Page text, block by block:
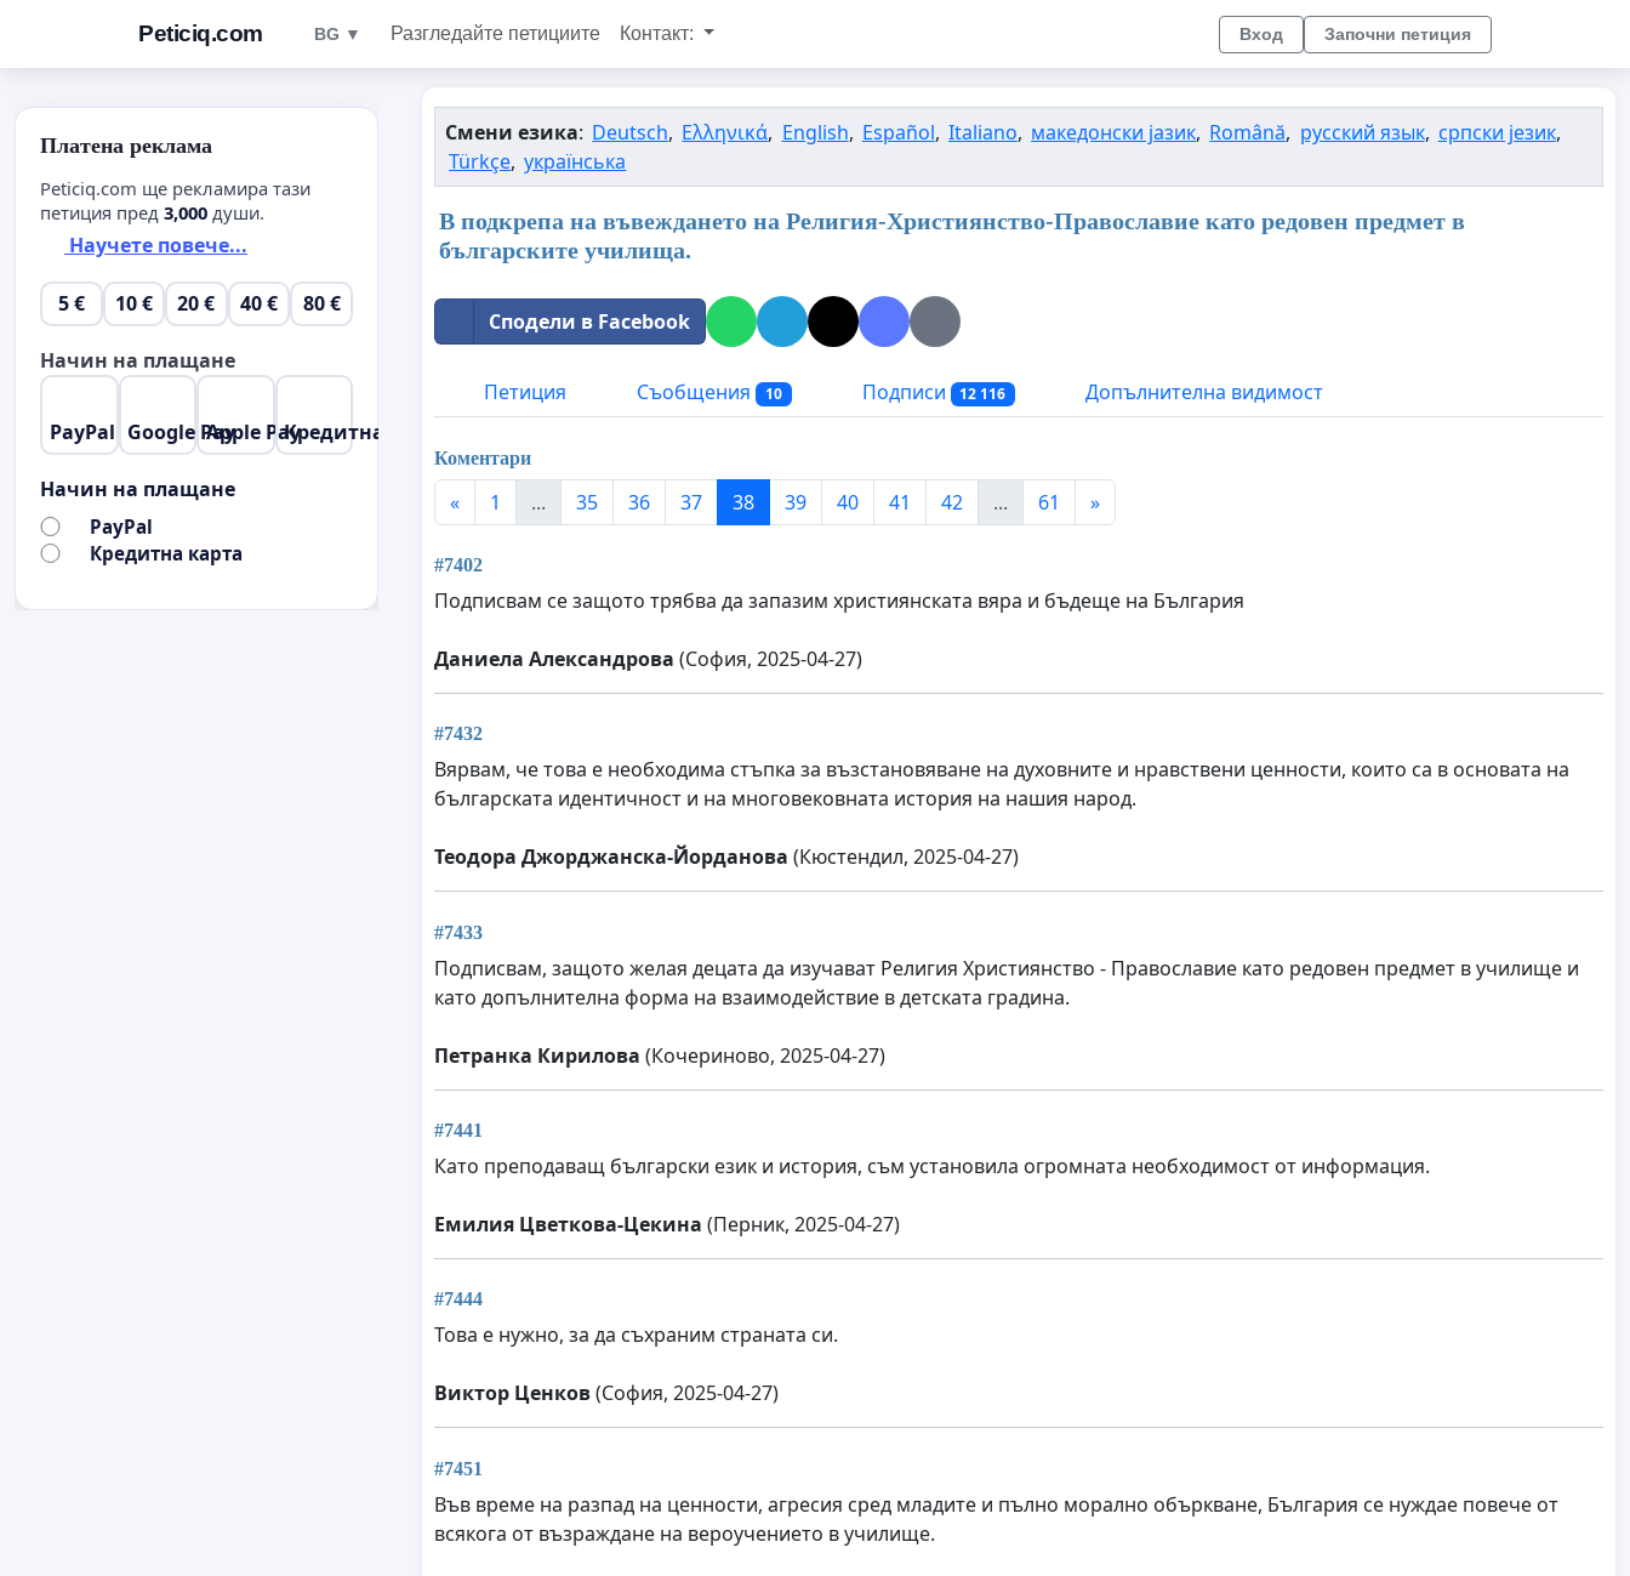
Peticiq.com BG ▼ Разгледайте петициите Контакт: Вход Започни петиция
Смени езика: Deutsch, Ελληνικά, English, Español, Italiano, македонски јазик, Română, русский язык, српски језик,
Türkçe, українська
В подкрепа на въвеждането на Религия-Християнство-Православие като редовен предмет в
българските училища.
Сподели в Facebook
Петиция Съобщения 10 Подписи 12 116 Допълнителна видимост
Коментари
« 1 ... 35 36 37 38 39 40 41 42 ... 61 »
#7402
Подписвам се защото трябва да запазим християнската вяра и бъдеще на България
Даниела Александрова (София, 2025-04-27)
#7432
Вярвам, че това е необходима стъпка за възстановяване на духовните и нравствени ценности, които са в основата на
българската идентичност и на многовековната история на нашия народ.
Теодора Джорджанска-Йорданова (Кюстендил, 2025-04-27)
#7433
Подписвам, защото желая децата да изучават Религия Християнство - Православие като редовен предмет в училище и
като допълнителна форма на взаимодействие в детската градина.
Петранка Кирилова (Кочериново, 2025-04-27)
#7441
Като преподаващ български език и история, съм установила огромната необходимост от информация.
Емилия Цветкова-Цекина (Перник, 2025-04-27)
#7444
Това е нужно, за да съхраним страната си.
Виктор Ценков(София, 2025-04-27)
#7451
Във време на разпад на ценности, агресия сред младите и пълно морално объркване, България се нуждае повече от
всякога от възраждане на вероучението в училище.
Платена реклама
Peticiq.com ще рекламира тази
петиция пред 3,000 души.
Научете повече...
5 € 10 € 20 € 40 € 80 €
Начин на плащане
PayPal Google PayApple PayКредитна карта
Начин на плащане
PayPal
Кредитна карта